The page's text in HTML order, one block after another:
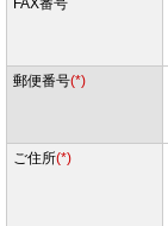
FAX番号
郵便番号(*)
ご住所(*)